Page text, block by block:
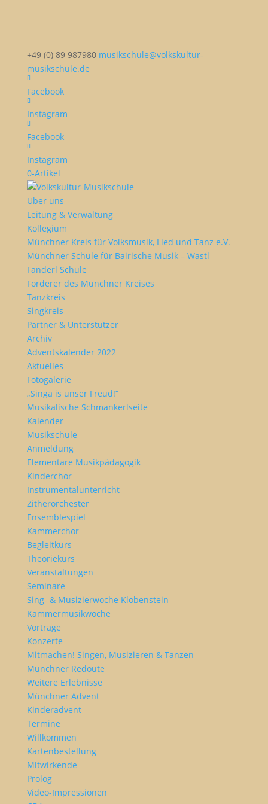
+49 (0) 89 987980 musikschule@volkskultur-
musikschule.de
Facebook
Instagram
Facebook
Instagram
0-Artikel
Über uns
Leitung & Verwaltung
Kollegium
Münchner Kreis für Volksmusik, Lied und Tanz e.V.
Münchner Schule für Bairische Musik – Wastl
Fanderl Schule
Förderer des Münchner Kreises
Tanzkreis
Singkreis
Partner & Unterstützer
Archiv
Adventskalender 2022
Aktuelles
Fotogalerie
„Singa is unser Freud!“
Musikalische Schmankerlseite
Kalender
Musikschule
Anmeldung
Elementare Musikpädagogik
Kinderchor
Instrumentalunterricht
Zitherorchester
Ensemblespiel
Kammerchor
Begleitkurs
Theoriekurs
Veranstaltungen
Seminare
Sing- & Musizierwoche Klobenstein
Kammermusikwoche
Vorträge
Konzerte
Mitmachen! Singen, Musizieren & Tanzen
Münchner Redoute
Weitere Erlebnisse
Münchner Advent
Kinderadvent
Termine
Willkommen
Kartenbestellung
Mitwirkende
Prolog
Video-Impressionen